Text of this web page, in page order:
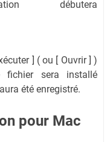
débutera
] ( ou [ Ouvrir ] )
sera installé
été enregistré.
pour Mac